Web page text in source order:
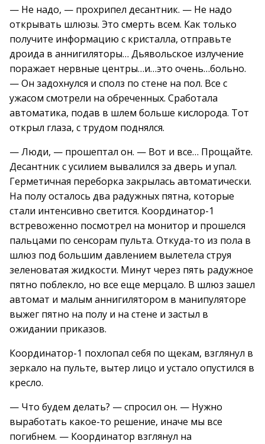
— Не надо, — прохрипел десантник. — Не надо
открывать шлюзы. Это смерть всем. Как только
получите информацию с кристалла, отправьте
дроида в аннигиляторы… Дьявольское излучение
поражает нервные центры…и…это очень…больно.
— Он задохнулся и сполз по стене на пол. Все с
ужасом смотрели на обреченных. Сработала
автоматика, подав в шлем больше кислорода. Тот
открыл глаза, с трудом поднялся.
— Люди, — прошептал он. — Вот и все… Прощайте.
Десантник с усилием вывалился за дверь и упал.
Герметичная переборка закрылась автоматически.
На полу осталось два радужных пятна, которые
стали интенсивно светится. Координатор-1
встревоженно посмотрел на монитор и прошелся
пальцами по сенсорам пульта. Откуда-то из пола в
шлюз под большим давлением вылетела струя
зеленоватая жидкости. Минут через пять радужное
пятно поблекло, но все еще мерцало. В шлюз зашел
автомат и малым аннигилятором в манипуляторе
выжег пятно на полу и на стене и застыл в
ожидании приказов.
Координатор-1 похлопал себя по щекам, взглянул в
зеркало на пульте, вытер лицо и устало опустился в
кресло.
— Что будем делать? — спросил он. — Нужно
выработать какое-то решение, иначе мы все
погибнем. — Координатор взглянул на